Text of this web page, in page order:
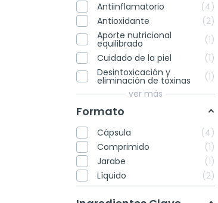
Antiinflamatorio
4
Antioxidante
2
Aporte nutricional
equilibrado
1
Cuidado de la piel
1
Desintoxicación y
eliminación de toxinas
1
ver más
Formato
Cápsula
4
Comprimido
1
Jarabe
1
Líquido
2